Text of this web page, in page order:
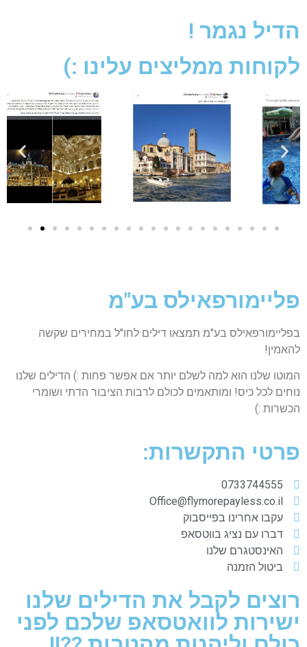
הדיל נגמר !
לקוחות ממליצים עלינו :)
פליימורפאילס בע"מ
בפליימורפאילס בע"מ תמצאו דילים לחו"ל במחירים שקשה
להאמין!
המוטו שלנו הוא למה לשלם יותר אם אפשר פחות :) הדילים שלנו
נוחים לכל כיס! ומותאמים לכולם לרבות הציבור הדתי ושומרי
הכשרות :)
פרטי התקשרות:
0733744555
Office@flymorepayless.co.il
עקבו אחרינו בפייסבוק
דברו עם נציג בווטסאפ
האינסטגרם שלנו
ביטול הזמנה
רוצים לקבל את הדילים שלנו
ישירות לוואטסאפ שלכם לפני